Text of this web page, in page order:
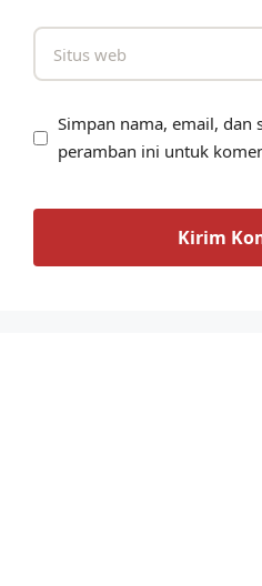
Simpan nama, email, dan
peramban ini untuk